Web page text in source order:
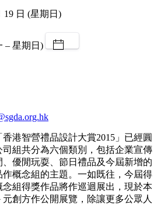
19 日 (星期日)
– 星期日)
港智營禮品設計大賞2015」已經圓
組共分為六個類別，包括企業宣傳
優閒玩耍、節日禮品及今屆新增的
概念組的主題。一如既往，今屆得
念組得獎作品將作巡迴展出，現於本
創方作公開展覽，除讓更多公眾人